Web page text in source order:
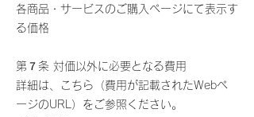
各商品・サービスのご購入ページにて表示す
る価格
第７条 対価以外に必要となる費用
詳細は、こちら（費用が記載されたWebペ
ージのURL）をご参照ください。